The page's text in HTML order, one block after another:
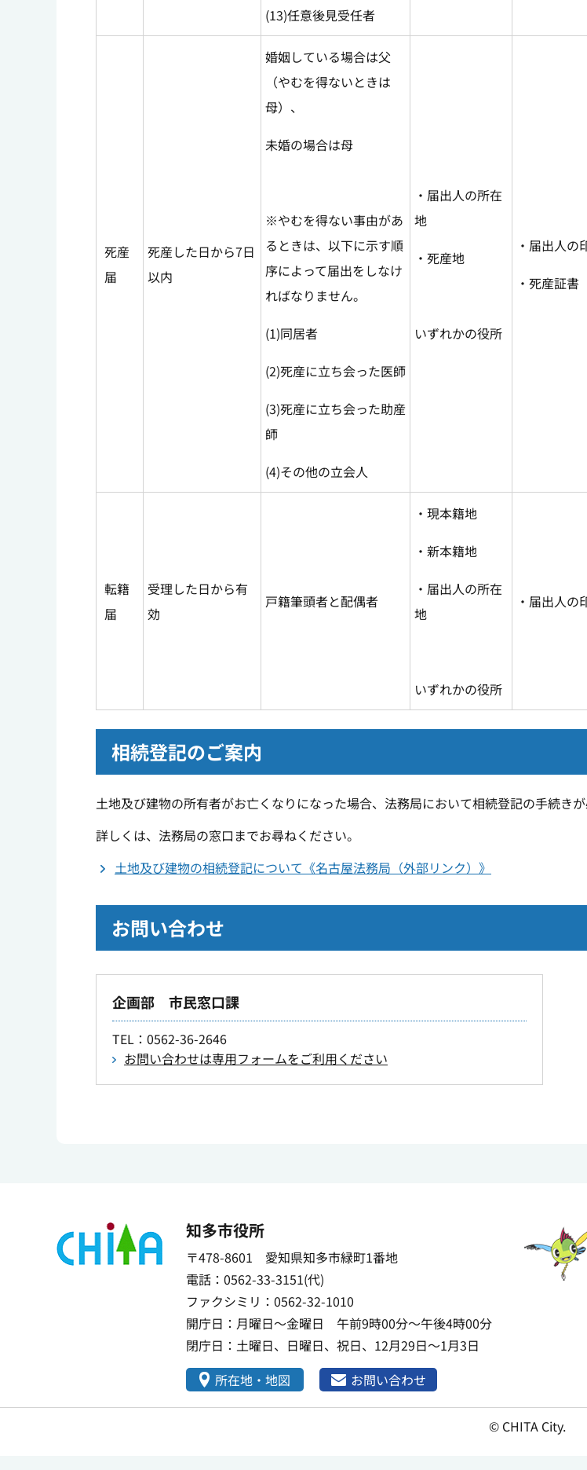
(13)任意後見受任者
死産
届
死産した日から7日
以内
婚姻している場合は父
（やむを得ないときは
母）、
未婚の場合は母
※やむを得ない事由があ
るときは、以下に示す順
序によって届出をしなけ
ればなりません。
(1)同居者
(2)死産に立ち会った医師
(3)死産に立ち会った助産
師
(4)その他の立会人
・届出人の所在
地
・死産地
いずれかの役所
・届出人の
・死産証書
転籍
届
受理した日から有
効
戸籍筆頭者と配偶者
・現本籍地
・新本籍地
・届出人の所在
地
いずれかの役所
・届出人の
相続登記のご案内
土地及び建物の所有者がお亡くなりになった場合、法務局において相続登記の手続きが
詳しくは、法務局の窓口までお尋ねください。
土地及び建物の相続登記について《名古屋法務局（外部リンク）》
お問い合わせ
企画部 市民窓口課
TEL ：0562-36-2646
お問い合わせは専用フォームをご利用ください
知多市役所
〒478-8601 愛知県知多市緑町1番地
電話：0562-33-3151(代)
ファクシミリ：0562-32-1010
開庁日：月曜日～金曜日 午前9時00分～午後4時00分
閉庁日：土曜日、日曜日、祝日、12月29日～1月3日
所在地・地図
お問い合わせ
© CHITA City.